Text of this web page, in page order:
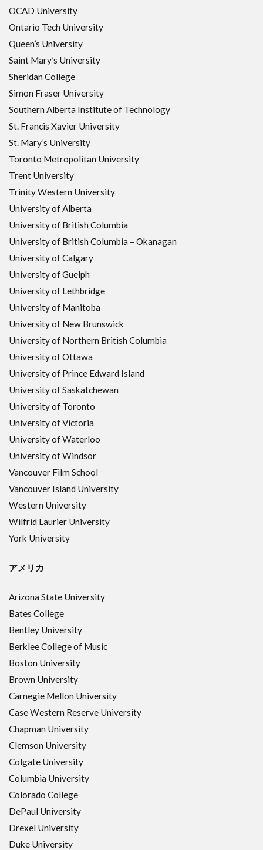
OCAD University
Ontario Tech University
Queen’s University
Saint Mary’s University
Sheridan College
Simon Fraser University
Southern Alberta Institute of Technology
St. Francis Xavier University
St. Mary’s University
Toronto Metropolitan University
Trent University
Trinity Western University
University of Alberta
University of British Columbia
University of British Columbia – Okanagan
University of Calgary
University of Guelph
University of Lethbridge
University of Manitoba
University of New Brunswick
University of Northern British Columbia
University of Ottawa
University of Prince Edward Island
University of Saskatchewan
University of Toronto
University of Victoria
University of Waterloo
University of Windsor
Vancouver Film School
Vancouver Island University
Western University
Wilfrid Laurier University
York University
アメリカ
Arizona State University
Bates College
Bentley University
Berklee College of Music
Boston University
Brown University
Carnegie Mellon University
Case Western Reserve University
Chapman University
Clemson University
Colgate University
Columbia University
Colorado College
DePaul University
Drexel University
Duke University